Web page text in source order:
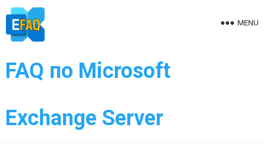
Skip
content
FAQ по Microsoft
Exchange Server
MENU